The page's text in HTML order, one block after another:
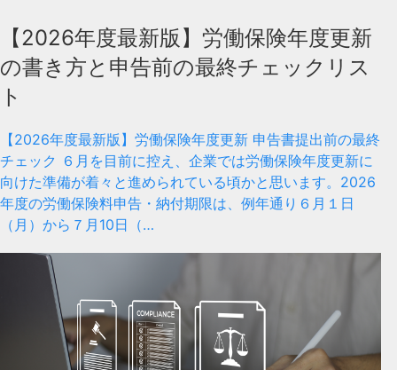
【2026年度最新版】労働保険年度更新
の書き方と申告前の最終チェックリス
ト
【2026年度最新版】労働保険年度更新 申告書提出前の最終
チェック ６月を目前に控え、企業では労働保険年度更新に
向けた準備が着々と進められている頃かと思います。2026
年度の労働保険料申告・納付期限は、例年通り６月１日
（月）から７月10日（…